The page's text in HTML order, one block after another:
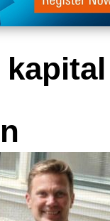
kapital